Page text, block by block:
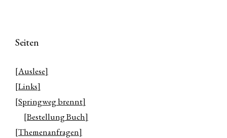
Seiten
[Auslese]
[Links]
[Springweg brennt]
[Bestellung Buch]
[Themenanfragen]